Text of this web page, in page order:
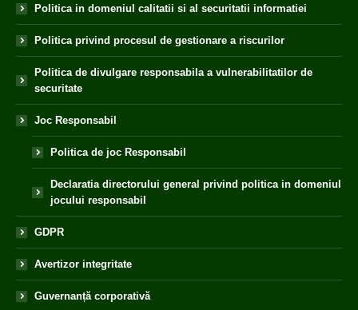
Politica in domeniul calitatii si al securitatii informatiei
Politica privind procesul de gestionare a riscurilor
Politica de divulgare responsabila a vulnerabilitatilor de
securitate
Joc Responsabil
Politica de joc Responsabil
Declaratia directorului general privind politica in domeniul
jocului responsabil
GDPR
Avertizor integritate
Guvernanță corporativă